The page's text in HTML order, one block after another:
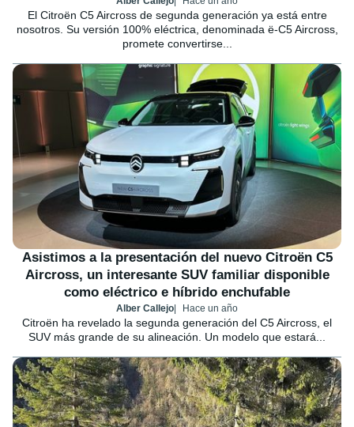
El Citroën C5 Aircross de segunda generación ya está entre
nosotros. Su versión 100% eléctrica, denominada ë-C5 Aircross,
promete convertirse...
Asistimos a la presentación del nuevo Citroën C5
Aircross, un interesante SUV familiar disponible
como eléctrico e híbrido enchufable
Alber Callejo Hace un año
Citroën ha revelado la segunda generación del C5 Aircross, el
SUV más grande de su alineación. Un modelo que estará...